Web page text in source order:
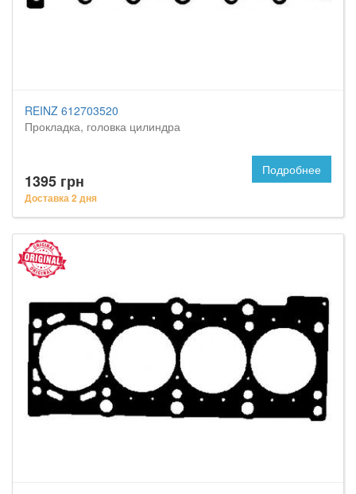
REINZ 612703520
Прокладка, головка цилиндра
1395 грн
Доставка 2 дня
Подробнее